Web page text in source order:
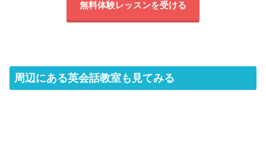
無料体験レッスンを受ける
周辺にある英会話教室も見てみる